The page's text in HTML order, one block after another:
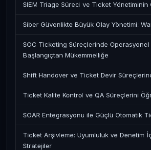
SIEM Triage Süreci ve Ticket Yönetiminin
Siber Güvenlikte Büyük Olay Yönetimi:
SOC Ticketing Süreçlerinde Operasyonel
Başlangıçtan Mükemmelliğe
Shift Handover ve Ticket Devir
Ticket Kalite Kontrol ve QA Süreçlerini
SOAR Entegrasyonu ile Güçlü Otomatik
Ticket Arşivleme: Uyumluluk ve Denetim
Stratejiler